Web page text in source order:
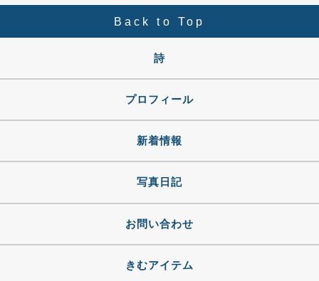
Back to Top
詩
プロフィール
新着情報
写真日記
お問い合わせ
きむアイテム